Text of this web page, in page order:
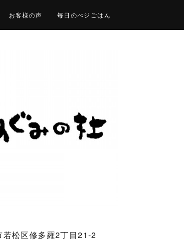
お客様の声 毎日のべジごはん
若松区修多羅2丁目21-2